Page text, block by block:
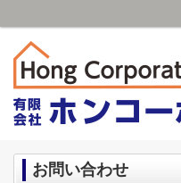
お問い合わせ